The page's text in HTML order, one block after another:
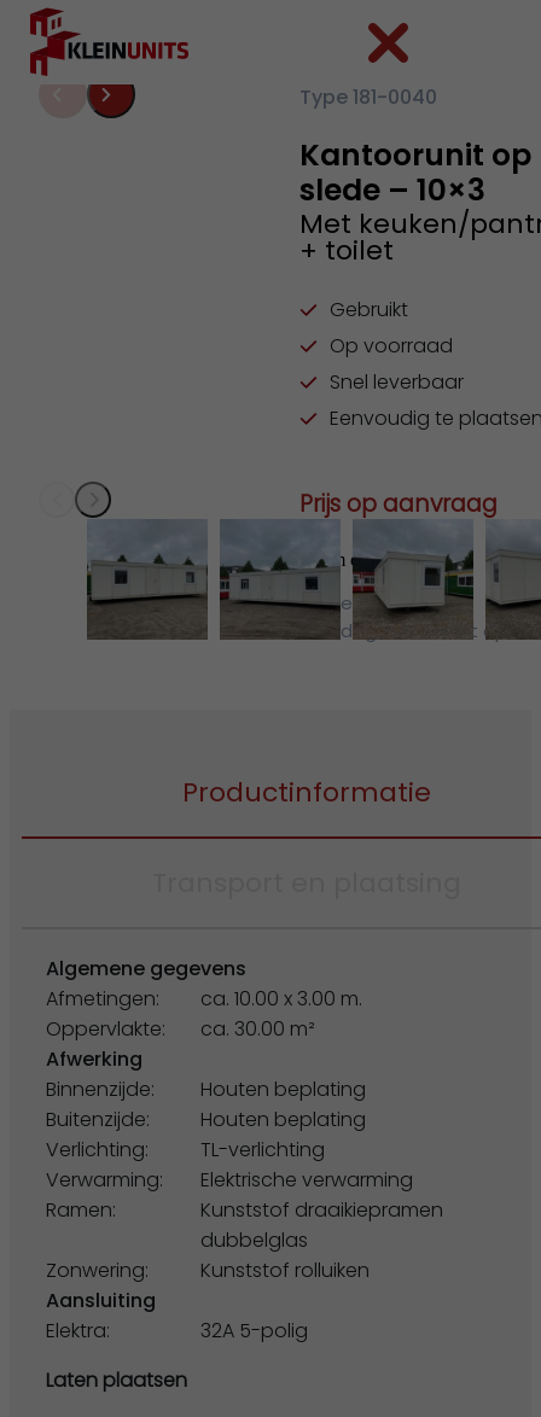
Ga naar hoofdinhoud
Type 181-0040
Kantoorunit op
slede – 10×3
Met keuken/
+ toilet
Gebruikt
Op voorraad
Snel leverbaar
Eenvoudig te
Prijs op aanvraag
Neem contact op
Wij nemen binnen 2
werkdagen contact op
Productinformatie
Algemene gegevens
Afmetingen:
ca. 10.00 x 3.00 m.
Oppervlakte:
ca. 30.00 m²
Afwerking
Binnenzijde:
Houten beplating
Buitenzijde:
Houten beplating
Verlichting:
TL-verlichting
Verwarming:
Elektrische verwarming
Ramen:
Kunststof draaikiepramen
dubbelglas
Zonwering:
Kunststof rolluiken
Aansluiting
Elektra:
32A 5-polig
Laten plaatsen